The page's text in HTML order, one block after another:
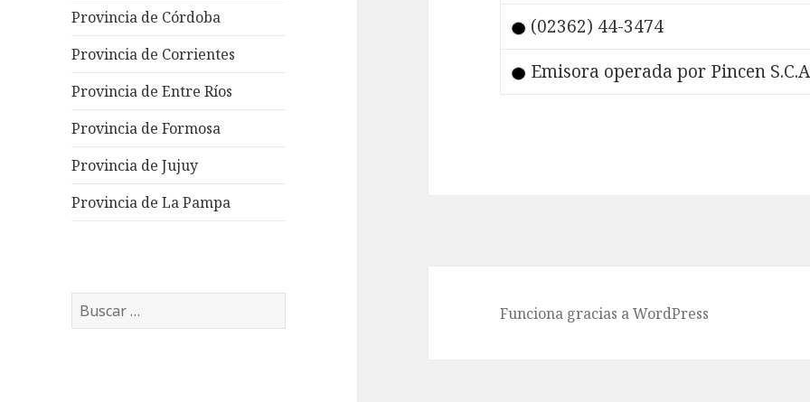
Provincia de Córdoba
Provincia de Corrientes
Provincia de Entre Ríos
Provincia de Formosa
Provincia de Jujuy
Provincia de La Pampa
Buscar:
(02362) 44-3474
Emisora operada por Pincen
Funciona gracias a WordPress